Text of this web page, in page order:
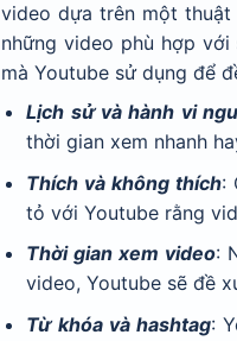
video dựa trên một
những video phù hợp
mà Youtube sử dụng để
Lịch sử và hành vi
thời gian xem nhanh
Thích và không thích:
tỏ với Youtube rằng
Thời gian xem video:
video, Youtube sẽ đề
Từ khóa và hashtag: